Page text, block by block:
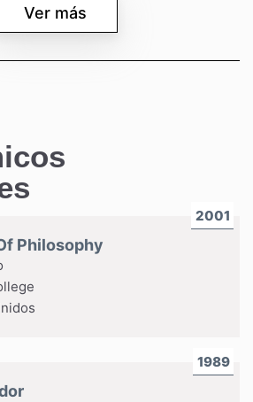
Ver más
Philosophy
2001
1989